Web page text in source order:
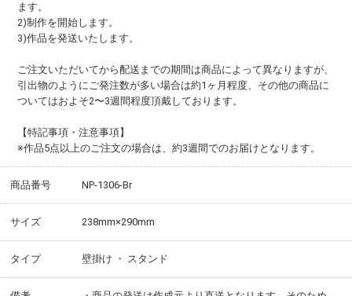
ます。
2)制作を開始します。
3)作品を発送いたします。
ご注文いただいてから配送までの期間は商品によって異なりますが、
引出物のようにご発注数が多い場合は約1ヶ月程度、その他の商品に
ついてはおよそ2〜3週間程度頂戴しております。
【特記事項・注意事項】
※作品5点以上のご注文の場合は、約3週間でのお届けとなります。
商品番号 NP-1306-Br
サイズ 238mm×290mm
タイプ 壁掛け ・ スタンド